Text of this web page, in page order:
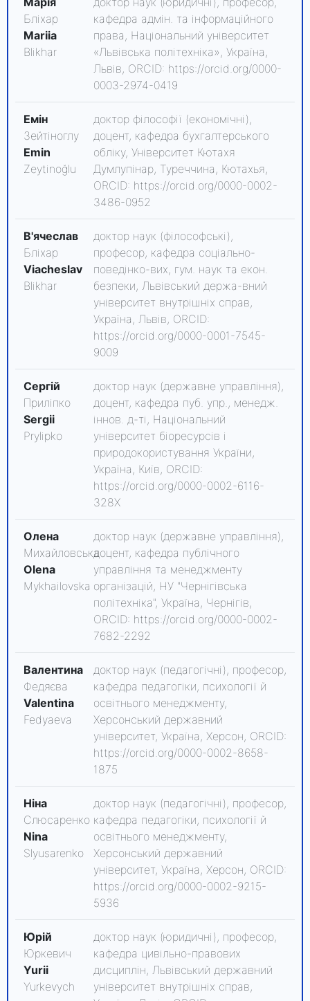
Бліхар
Mariia
Blikhar
кафедра адмін. та інформаційного
права, Національний університет
«Львівська політехніка», Україна,
Львів, ORCID: https://orcid.org/0000-
0003-2974-0419
Емін
Зейтіноглу
Emin
Zeytinoğlu
доктор філософії (економічні),
доцент, кафедра бухгалтерського
обліку, Університет Кютахя
Думлупінар, Туреччина, Кютахья,
ORCID: https://orcid.org/0000-0002-
3486-0952
В'ячеслав
Бліхар
Viacheslav
Blikhar
доктор наук (філософські),
професор, кафедра соціально-
поведінко-вих, гум. наук та екон.
безпеки, Львівський держа-вний
університет внутрішніх справ,
Україна, Львів, ORCID:
https://orcid.org/0000-0001-7545-
9009
Сергій
Приліпко
Sergii
Prylipko
доктор наук (державне управління),
доцент, кафедра пуб. упр., менедж.
іннов. д-ті, Національний
університет біоресурсів і
природокористування України,
Україна, Київ, ORCID:
https://orcid.org/0000-0002-6116-
328X
Олена
Михайловська
Olena
Mykhailovska
доктор наук (державне управління),
доцент, кафедра публічного
управління та менеджменту
організацій, НУ "Чернігівська
політехніка", Україна, Чернігів,
ORCID: https://orcid.org/0000-0002-
7682-2292
Валентина
Федяєва
Valentina
Fedyaeva
доктор наук (педагогічні), професор,
кафедра педагогіки, психології й
освітнього менеджменту,
Херсонський державний
університет, Україна, Херсон, ORCID:
https://orcid.org/0000-0002-8658-
1875
Ніна
Слюсаренко
Nina
Slyusarenko
доктор наук (педагогічні), професор,
кафедра педагогіки, психології й
освітнього менеджменту,
Херсонський державний
університет, Україна, Херсон, ORCID:
https://orcid.org/0000-0002-9215-
5936
Юрій
Юркевич
Yurii
Yurkevych
доктор наук (юридичні), професор,
кафедра цивільно-правових
дисциплін, Львівський державний
університет внутрішніх справ,